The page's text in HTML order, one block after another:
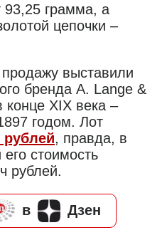
93,25 грамма, а
цепочки –
выставили
бренда A. Lange &
XIX века –
годом. Лот
рублей, правда, в
стоимость
рублей.
в Дзен